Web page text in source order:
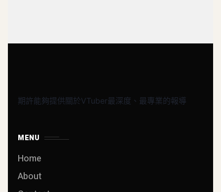
期許能夠提供關於VTuber最深度、最專業的報導
MENU
Home
About